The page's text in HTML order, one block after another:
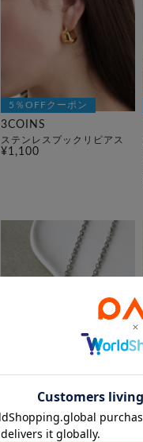
5％OFFクーポン
3COINS
ステンレスプックリピアス
¥1,100
5％OFFクーポン
3COINS
ステンレスオーバルチェー
ンマンテルネックレス
¥1,320